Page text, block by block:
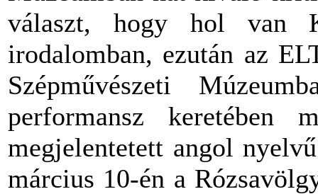
választ, hogy hol van
irodalomban, ezután az
Szépművészeti
performansz
megjelentetett angol
március 10-én a